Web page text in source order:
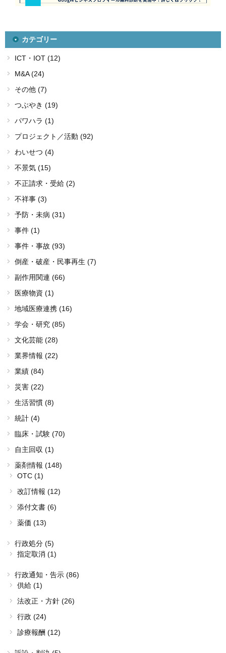
カテゴリー
ICT・IOT (12)
M&A (24)
その他 (7)
つぶやき (19)
パワハラ (1)
プロジェクト／活動 (92)
わいせつ (4)
不景気 (15)
不正請求・受給 (2)
不祥事 (3)
予防・未病 (31)
事件 (1)
事件・事故 (93)
倒産・破産・民事再生 (7)
副作用関連 (66)
医療物資 (1)
地域医療連携 (16)
学会・研究 (85)
文化芸能 (28)
業界情報 (22)
業績 (84)
災害 (22)
生活習慣 (8)
統計 (4)
臨床・試験 (70)
自主回収 (1)
薬剤情報 (148)
OTC (1)
改訂情報 (12)
添付文書 (6)
薬価 (13)
行政処分 (5)
指定取消 (1)
行政通知・告示 (86)
供給 (1)
法改正・方針 (26)
行政 (24)
診療報酬 (12)